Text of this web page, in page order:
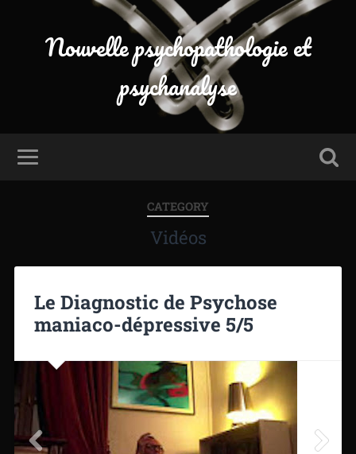
Nouvelle psychopathologie et
psychanalyse
CATEGORY
Vidéos
Le Diagnostic de Psychose
maniaco-dépressive 5/5